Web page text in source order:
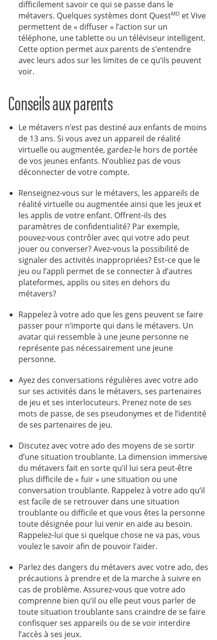
difficilement savoir ce qui se passe dans le
métavers. Quelques systèmes dont QuestMDet Vive
permettent de « diffuser » l’action sur un
téléphone, une tablette ou un téléviseur intelligent.
Cette option permet aux parents de s’entendre
avec leurs ados sur les limites de ce qu’ils peuvent
voir.
Conseils aux parents
Le métavers n’est pas destiné aux enfants de moins
de 13 ans. Si vous avez un appareil de réalité
virtuelle ou augmentée, gardez‑le hors de portée
de vos jeunes enfants. N’oubliez pas de vous
déconnecter de votre compte.
Renseignez-vous sur le métavers, les appareils de
réalité virtuelle ou augmentée ainsi que les jeux et
les applis de votre enfant. Offrent‑ils des
paramètres de confidentialité? Par exemple,
pouvez‑vous contrôler avec qui votre ado peut
jouer ou converser? Avez‑vous la possibilité de
signaler des activités inappropriées? Est‑ce que le
jeu ou l’appli permet de se connecter à d’autres
plateformes, applis ou sites en dehors du
métavers?
Rappelez à votre ado que les gens peuvent se faire
passer pour n’importe qui dans le métavers. Un
avatar qui ressemble à une jeune personne ne
représente pas nécessairement une jeune
personne.
Ayez des conversations régulières avec votre ado
sur ses activités dans le métavers, ses partenaires
de jeu et ses interlocuteurs. Prenez note de ses
mots de passe, de ses pseudonymes et de l’identité
de ses partenaires de jeu.
Discutez avec votre ado des moyens de se sortir
d’une situation troublante. La dimension immersive
du métavers fait en sorte qu’il lui sera peut-être
plus difficile de « fuir » une situation ou une
conversation troublante. Rappelez à votre ado qu’il
est facile de se retrouver dans une situation
troublante ou difficile et que vous êtes la personne
toute désignée pour lui venir en aide au besoin.
Rappelez‑lui que si quelque chose ne va pas, vous
voulez le savoir afin de pouvoir l’aider.
Parlez des dangers du métavers avec votre ado, des
précautions à prendre et de la marche à suivre en
cas de problème. Assurez‑vous que votre ado
comprenne bien qu’il ou elle peut vous parler de
toute situation troublante sans craindre de se faire
confisquer ses appareils ou de se voir interdire
l’accès à ses jeux.